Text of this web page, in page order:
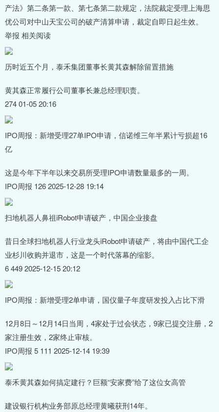
产法》第二条第一款、第七条第二款规定，法院裁定受理上海思
优公司对中山天宝公司的破产清算申请，裁定自即日起生效。
举报 相关阅读
历时近五个月，泰禾集团董事长黄其森解除留置措施
黄其森正常履行公司董事长兼总经理职责。
274 01-05 20:16
IPO周报：新增受理27单IPO申请，信诺维三年半累计亏损超16
亿
这是今年下半年以来交易所受理IPO申请数量最多的一周。
IPO周报 126 2025-12-28 19:14
扫地机器人鼻祖iRobot申请破产，中国企业接盘
昔日全球扫地机器人行业龙头iRobot申请破产，将由中国代工企
业杉川收购并退市，这是一个时代落幕的缩影。
6 449 2025-12-15 20:12
IPO周报：新增受理2单申请，国仪量子年度研发投入占比下滑
12月8日～12月14日当周，4家处于过会状态，9家已提交注册，2
家注册生效，2家终止审核。
IPO周报 5 111 2025-12-14 19:39
泰禾黄其森如何搞定建行？巨额“安家费”给了这位女高管
建设银行机构业务部原总经理黄曦获刑14年。